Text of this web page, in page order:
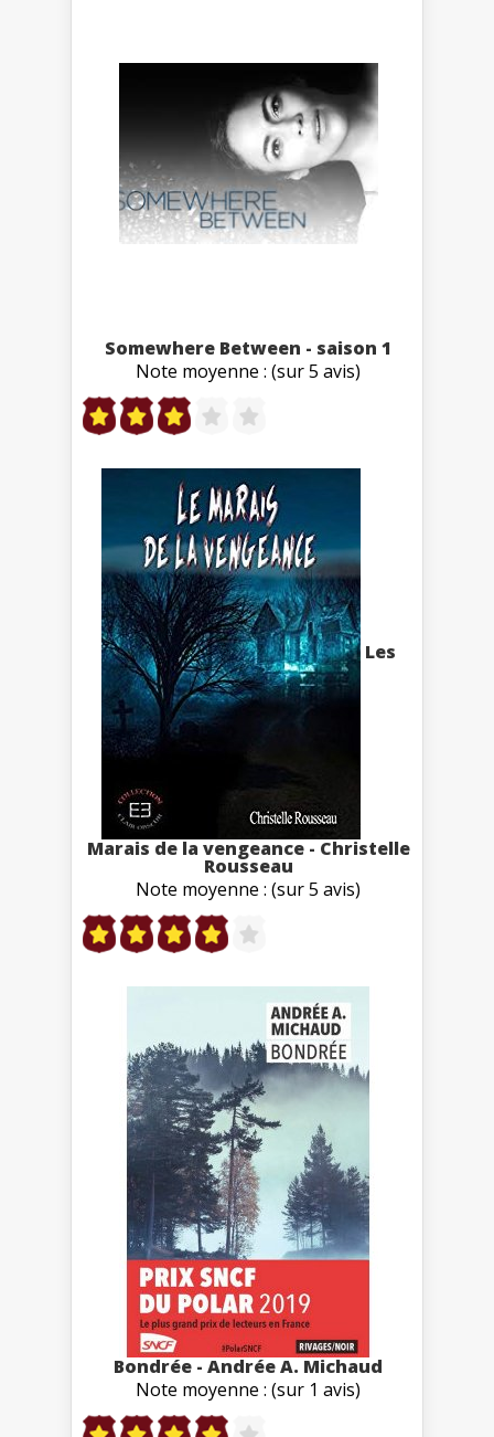
Somewhere Between - saison 1
Note moyenne : (sur 5 avis)
Les
Marais de la vengeance - Christelle
Rousseau
Note moyenne : (sur 5 avis)
Bondrée - Andrée A. Michaud
Note moyenne : (sur 1 avis)